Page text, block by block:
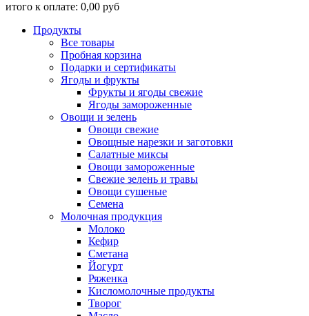
) 9 авг. 18:00 (заказать до
Позиций:
0.00руб
итого к оплате: 0,00 руб
Продукты
Все товары
Пробная корзина
Подарки и сертификаты
Ягоды и фрукты
Фрукты и ягоды свежие
Ягоды замороженные
Овощи и зелень
Овощи свежие
Овощные нарезки и заготовки
Салатные миксы
Овощи замороженные
Свежие зелень и травы
Овощи сушеные
Семена
Молочная продукция
Молоко
Кефир
Сметана
Йогурт
Ряженка
Кисломолочные продукты
Творог